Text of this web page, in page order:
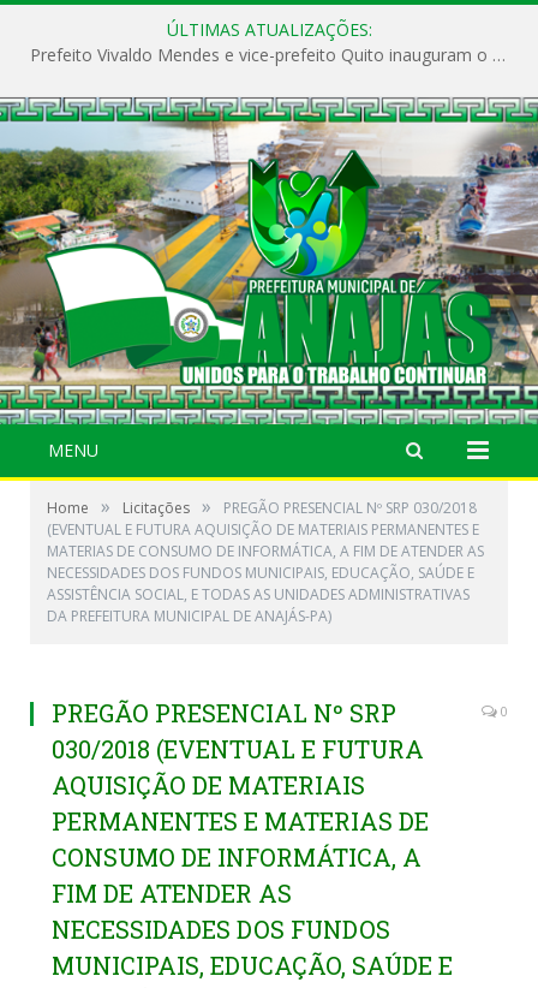
ÚLTIMAS ATUALIZAÇÕES:
Prefeito Vivaldo Mendes e vice-prefeito Quito inauguram o CAPS e fortalecem a saúde pública em Anajás.
MENU
Home » Licitações »
PREGÃO PRESENCIAL Nº SRP 030/2018
(EVENTUAL E FUTURA AQUISIÇÃO DE MATERIAIS PERMANENTES E
MATERIAS DE CONSUMO DE INFORMÁTICA, A FIM DE ATENDER AS
NECESSIDADES DOS FUNDOS MUNICIPAIS, EDUCAÇÃO, SAÚDE E
ASSISTÊNCIA SOCIAL, E TODAS AS UNIDADES ADMINISTRATIVAS
DA PREFEITURA MUNICIPAL DE ANAJÁS-PA)
PREGÃO PRESENCIAL Nº SRP
030/2018 (EVENTUAL E FUTURA
AQUISIÇÃO DE MATERIAIS
PERMANENTES E MATERIAS DE
CONSUMO DE INFORMÁTICA, A
FIM DE ATENDER AS
NECESSIDADES DOS FUNDOS
MUNICIPAIS, EDUCAÇÃO, SAÚDE E
0